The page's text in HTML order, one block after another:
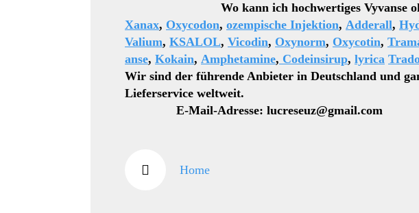
Wo kann ich hochwertiges Vyvanse ohne
Xanax, Oxycodon, ozempische Injektion, Adderall,
Valium, KSALOL, Vicodin, Oxynorm, Oxycotin,
anse, Kokain, Amphetamine, Codeinsirup, lyrica
Wir sind der führende Anbieter in Deutschland und
Lieferservice weltweit.
E-Mail-Adresse: lucreseuz@gmail.com
Home